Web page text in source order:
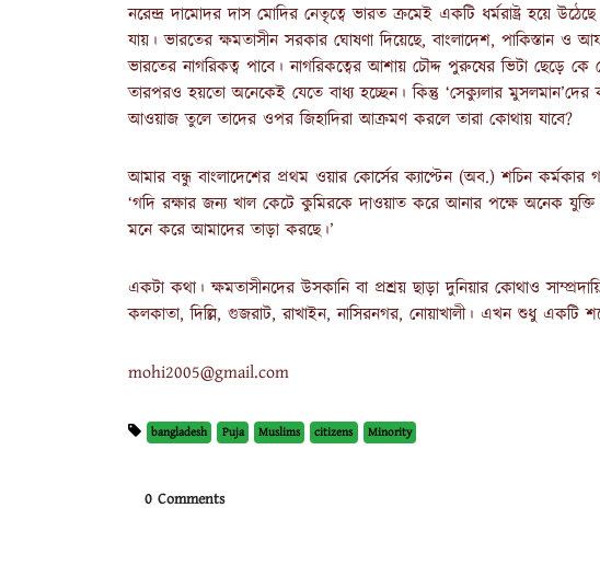
নরেন্দ্র দামোদর দাস মোদির নেতৃত্বে ভারত ক্রমেই একটি ধর্মরাষ্ট্র হয়ে
যায়। ভারতের ক্ষমতাসীন সরকার ঘোষণা দিয়েছে, বাংলাদেশ, পাকিস্তান ও
ভারতের নাগরিকত্ব পাবে। নাগরিকত্বের আশায় চৌদ্দ পুরুষের ভিটা ছেড়ে কে
তারপরও হয়তো অনেকেই যেতে বাধ্য হচ্ছেন। কিন্তু ‘সেক্যুলার মুসলমান’দের
আওয়াজ তুলে তাদের ওপর জিহাদিরা আক্রমণ করলে তারা কোথায় যাবে?
আমার বন্ধু বাংলাদেশের প্রথম ওয়ার কোর্সের ক্যাপ্টেন (অব.) শচিন
‘গদি রক্ষার জন্য খাল কেটে কুমিরকে দাওয়াত করে আনার পক্ষে অনেক
মনে করে আমাদের তাড়া করছে।’
একটা কথা। ক্ষমতাসীনদের উসকানি বা প্রশ্রয় ছাড়া দুনিয়ার কোথাও
কলকাতা, দিল্লি, গুজরাট, রাখাইন, নাসিরনগর, নোয়াখালী। এখন শুধু একটি
mohi2005@gmail.com
bangladesh Puja Muslims citizens Minority
0 Comments